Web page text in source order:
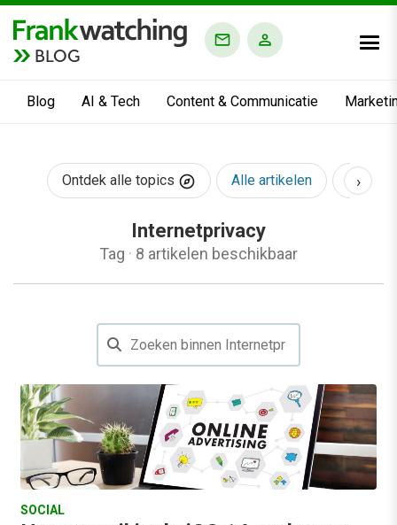
BLOG
Blog AI & Tech Content & Communicatie
Ontdek alle topics Alle artikelen AI &
›
Internetprivacy
Tag · 8 artikelen beschikbaar
SOCIAL